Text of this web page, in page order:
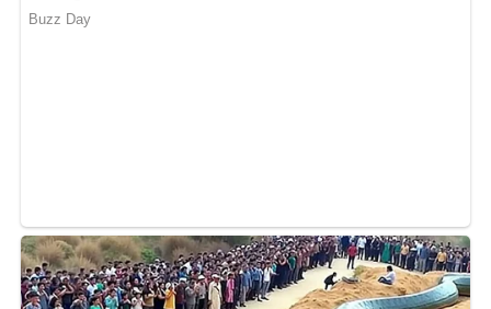
Vorbereitung der Forellen:
Nach dem Marinieren die Forellen gut abtropfen
lassen.
Grillen der Forellen: